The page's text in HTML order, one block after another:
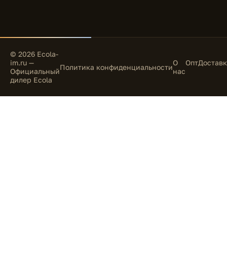
© 2026 Ecola-
im.ru —
Официальный
дилер Ecola
Политика конфиденциальностиО
нас
Опт